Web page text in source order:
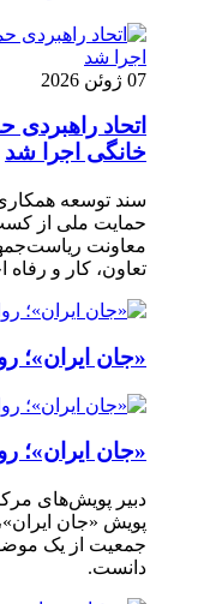
07 ژوئن 2026
اتحاد
خانگی اجرا شد
سند توسعه
حمایت ملی از
معاونت
تعاون، کار و
«جان ایران»؛
«جان ایران»؛
دبیر پویش‌های
پویش «جان
جمعیت از یک
دانست.